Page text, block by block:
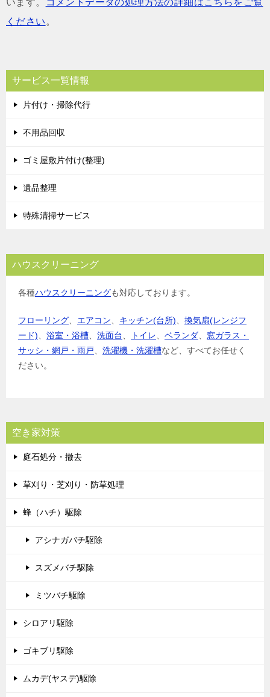
ください 。
サービス一覧情報
片付け・掃除代行
不用品回収
ゴミ屋敷片付け(整理)
遺品整理
特殊清掃サービス
ハウスクリーニング
各種ハウスクリーニングも対応しております。
フローリング エアコン キッチン(台所)
換気扇(レンジフ
ード)
浴室・浴槽 洗面台 トイレ ベランダ
窓ガラス・
サッシ・網戸・雨戸
洗濯機・洗濯槽など、すべてお任せく
ださい。
空き家対策
庭石処分・撤去
草刈り・芝刈り・防草処理
蜂（ハチ）駆除
アシナガバチ駆除
スズメバチ駆除
ミツバチ駆除
シロアリ駆除
ゴキブリ駆除
ムカデ(ヤスデ)駆除